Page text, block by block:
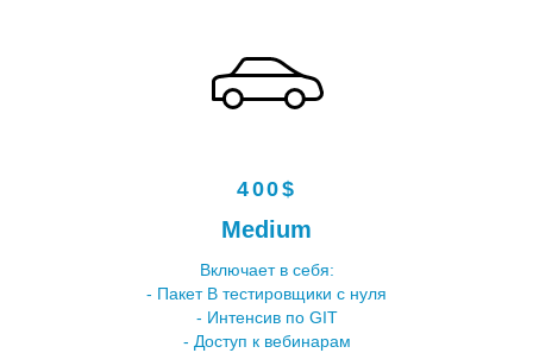
400$
Medium
Включает в себя:
- Пакет В тестировщики с нуля
- Интенсив по GIT
- Доступ к вебинарам